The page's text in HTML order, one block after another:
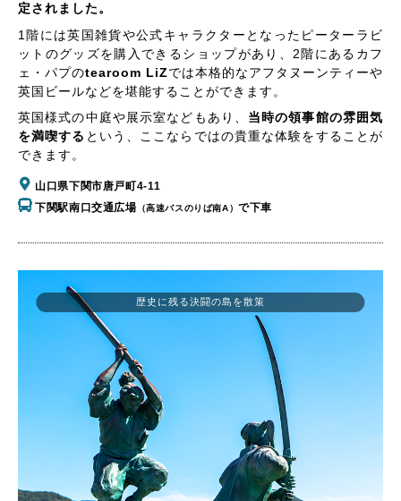
定されました。
1階には英国雑貨や公式キャラクターとなったピーターラビ
ットのグッズを購入できるショップがあり、2階にあるカフ
ェ・パプのtearoom LiZでは本格的なアフタヌーンティーや
英国ビールなどを堪能することができます。
英国様式の中庭や展示室などもあり、 当時の領事館の雰囲気
を満喫する という、ここならではの貴重な体験をすることが
できます。
山口県下関市唐戸町4-11
下関駅南口交通広場 （高速バスのりば南A）で下車
歴史に残る決闘の島を散策